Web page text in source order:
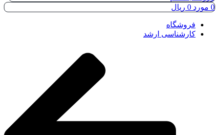
0 مورد 0 ریال
فروشگاه
کارشناسی ارشد